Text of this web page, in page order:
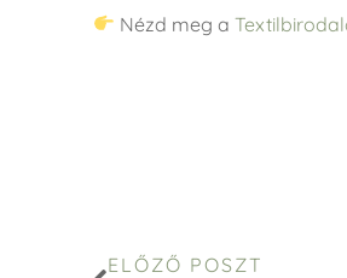
Nézd meg a
ELŐZŐ POSZT